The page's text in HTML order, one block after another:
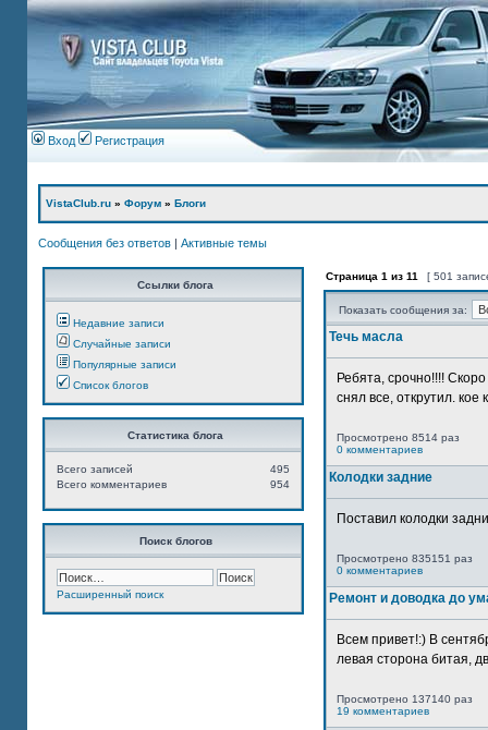
Вход Регистрация
VistaClub.ru » Форум » Блоги
Сообщения без ответов | Активные темы
Ссылки блога
Недавние записи
Случайные записи
Популярные записи
Список блогов
Статистика блога
495
Всего записей
954
Всего комментариев
Поиск блогов
Расширенный поиск
Страница 1 из 11 [ 501
Показать сообщения за:
Течь масла
Ребята, срочно!!!!
снял все, открутил. кое
Просмотрено 8514 раз
0 комментариев
Колодки задние
Поставил колодки
Просмотрено 835151 раз
0 комментариев
Ремонт и доводка до
Всем привет!:) В
левая сторона битая,
Просмотрено 137140 раз
19 комментариев